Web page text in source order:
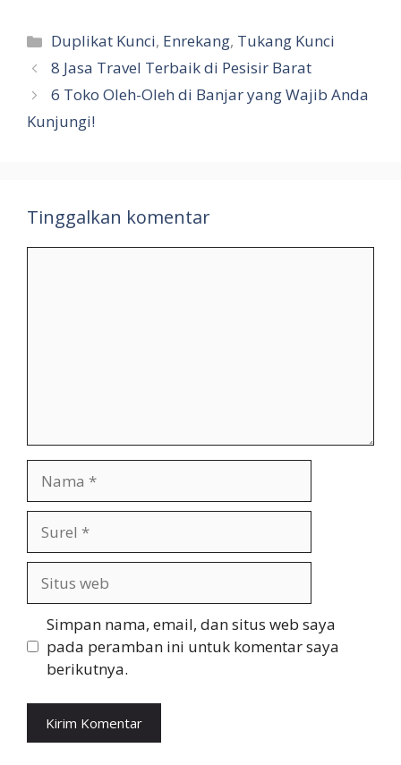
Kategori
Duplikat Kunci, Enrekang, Tukang Kunci
8 Jasa Travel Terbaik di Pesisir Barat
6 Toko Oleh-Oleh di Banjar yang Wajib Anda
Kunjungi!
Tinggalkan komentar
web
Simpan nama, email, dan situs web saya
pada peramban ini untuk komentar saya
berikutnya.